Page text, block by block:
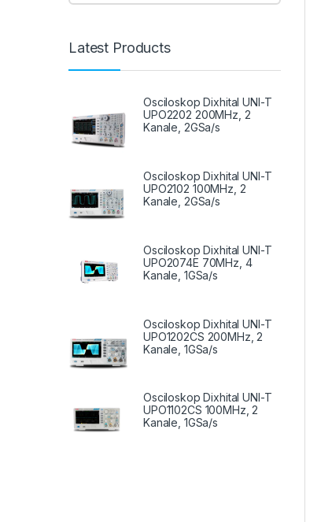
Latest Products
Osciloskop Dixhital UNI-T
UPO2202 200MHz, 2
Kanale, 2GSa/s
Osciloskop Dixhital UNI-T
UPO2102 100MHz, 2
Kanale, 2GSa/s
Osciloskop Dixhital UNI-T
UPO2074E 70MHz, 4
Kanale, 1GSa/s
Osciloskop Dixhital UNI-T
UPO1202CS 200MHz, 2
Kanale, 1GSa/s
Osciloskop Dixhital UNI-T
UPO1102CS 100MHz, 2
Kanale, 1GSa/s